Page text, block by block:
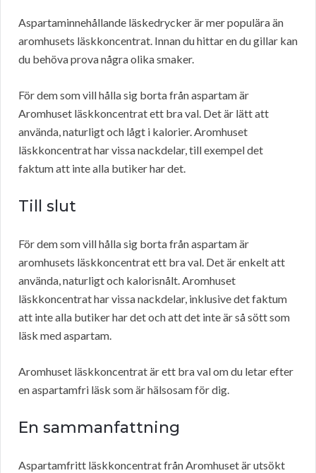
Aspartaminnehållande läskedrycker är mer populära än
aromhusets läskkoncentrat. Innan du hittar en du gillar kan
du behöva prova några olika smaker.
För dem som vill hålla sig borta från aspartam är
Aromhuset läskkoncentrat ett bra val. Det är lätt att
använda, naturligt och lågt i kalorier. Aromhuset
läskkoncentrat har vissa nackdelar, till exempel det
faktum att inte alla butiker har det.
Till slut
För dem som vill hålla sig borta från aspartam är
aromhusets läskkoncentrat ett bra val. Det är enkelt att
använda, naturligt och kalorisnålt. Aromhuset
läskkoncentrat har vissa nackdelar, inklusive det faktum
att inte alla butiker har det och att det inte är så sött som
läsk med aspartam.
Aromhuset läskkoncentrat är ett bra val om du letar efter
en aspartamfri läsk som är hälsosam för dig.
En sammanfattning
Aspartamfritt läskkoncentrat från Aromhuset är utsökt